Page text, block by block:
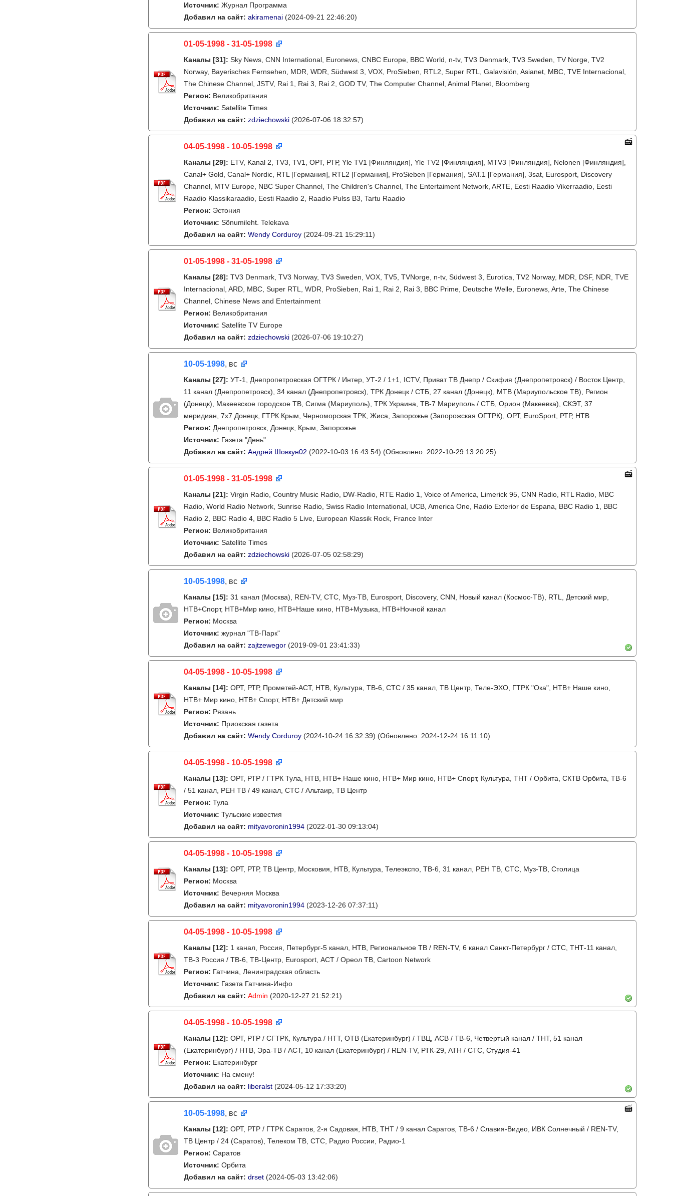
Источник: Журнал Программа
Добавил на сайт: akiramenai (2024-09-21 22:46:20)
01-05-1998 - 31-05-1998
Каналы [31]: Sky News, CNN International, Euronews, CNBC Europe, BBC World, n-tv, TV3 Denmark, TV3 Sweden, TV Norge, TV2
Norway, Bayerisches Fernsehen, MDR, WDR, Südwest 3, VOX, ProSieben, RTL2, Super RTL, Galavisión, Asianet, MBC, TVE Internacional,
The Chinese Channel, JSTV, Rai 1, Rai 3, Rai 2, GOD TV, The Computer Channel, Animal Planet, Bloomberg
Регион: Великобритания
Источник: Satellite Times
Добавил на сайт: zdziechowski (2026-07-06 18:32:57)
04-05-1998 - 10-05-1998
Каналы [29]: ETV, Kanal 2, TV3, TV1, ОРТ, РТР, Yle TV1 [Финляндия], Yle TV2 [Финляндия], MTV3 [Финляндия], Nelonen [Финляндия],
Canal+ Gold, Canal+ Nordic, RTL [Германия], RTL2 [Германия], ProSieben [Германия], SAT.1 [Германия], 3sat, Eurosport, Discovery
Channel, MTV Europe, NBC Super Channel, The Children's Channel, The Entertaiment Network, ARTE, Eesti Raadio Vikerraadio, Eesti
Raadio Klassikaraadio, Eesti Raadio 2, Raadio Pulss B3, Tartu Raadio
Регион: Эстония
Источник: Sõnumileht. Telekava
Добавил на сайт: Wendy Corduroy (2024-09-21 15:29:11)
01-05-1998 - 31-05-1998
Каналы [28]: TV3 Denmark, TV3 Norway, TV3 Sweden, VOX, TV5, TVNorge, n-tv, Südwest 3, Eurotica, TV2 Norway, MDR, DSF, NDR, TVE
Internacional, ARD, MBC, Super RTL, WDR, ProSieben, Rai 1, Rai 2, Rai 3, BBC Prime, Deutsche Welle, Euronews, Arte, The Chinese
Channel, Chinese News and Entertainment
Регион: Великобритания
Источник: Satellite TV Europe
Добавил на сайт: zdziechowski (2026-07-06 19:10:27)
10-05-1998, вс
Каналы [27]: УТ-1, Днепропетровская ОГТРК / Интер, УТ-2 / 1+1, ICTV, Приват ТВ Днепр / Скифия (Днепропетровск) / Восток Центр,
11 канал (Днепропетровск), 34 канал (Днепропетровск), ТРК Донецк / СТБ, 27 канал (Донецк), МТВ (Мариупольское ТВ), Регион
(Донецк), Макеевское городское ТВ, Сигма (Мариуполь), ТРК Украина, ТВ-7 Мариуполь / СТБ, Орион (Макеевка), СКЭТ, 37
меридиан, 7х7 Донецк, ГТРК Крым, Черноморская ТРК, Жиса, Запорожье (Запорожская ОГТРК), ОРТ, EuroSport, РТР, НТВ
Регион: Днепропетровск, Донецк, Крым, Запорожье
Источник: Газета "День"
Добавил на сайт: Андрей Шовкун02 (2022-10-03 16:43:54) (Обновлено: 2022-10-29 13:20:25)
01-05-1998 - 31-05-1998
Каналы [21]: Virgin Radio, Country Music Radio, DW-Radio, RTE Radio 1, Voice of America, Limerick 95, CNN Radio, RTL Radio, MBC
Radio, World Radio Network, Sunrise Radio, Swiss Radio International, UCB, America One, Radio Exterior de Espana, BBC Radio 1, BBC
Radio 2, BBC Radio 4, BBC Radio 5 Live, European Klassik Rock, France Inter
Регион: Великобритания
Источник: Satellite Times
Добавил на сайт: zdziechowski (2026-07-05 02:58:29)
10-05-1998, вс
Каналы [15]: 31 канал (Москва), REN-TV, СТС, Муз-ТВ, Eurosport, Discovery, CNN, Новый канал (Космос-ТВ), RTL, Детский мир,
НТВ+Спорт, НТВ+Мир кино, НТВ+Наше кино, НТВ+Музыка, НТВ+Ночной канал
Регион: Москва
Источник: журнал "ТВ-Парк"
Добавил на сайт: zajtzewegor (2019-09-01 23:41:33)
04-05-1998 - 10-05-1998
Каналы [14]: ОРТ, РТР, Прометей-АСТ, НТВ, Культура, ТВ-6, СТС / 35 канал, ТВ Центр, Теле-ЭХО, ГТРК "Ока", НТВ+ Наше кино,
НТВ+ Мир кино, НТВ+ Спорт, НТВ+ Детский мир
Регион: Рязань
Источник: Приокская газета
Добавил на сайт: Wendy Corduroy (2024-10-24 16:32:39) (Обновлено: 2024-12-24 16:11:10)
04-05-1998 - 10-05-1998
Каналы [13]: ОРТ, РТР / ГТРК Тула, НТВ, НТВ+ Наше кино, НТВ+ Мир кино, НТВ+ Спорт, Культура, ТНТ / Орбита, СКТВ Орбита, ТВ-6
/ 51 канал, РЕН ТВ / 49 канал, СТС / Альтаир, ТВ Центр
Регион: Тула
Источник: Тульские известия
Добавил на сайт: mityavoronin1994 (2022-01-30 09:13:04)
04-05-1998 - 10-05-1998
Каналы [13]: ОРТ, РТР, ТВ Центр, Московия, НТВ, Культура, Телеэкспо, ТВ-6, 31 канал, РЕН ТВ, СТС, Муз-ТВ, Столица
Регион: Москва
Источник: Вечерняя Москва
Добавил на сайт: mityavoronin1994 (2023-12-26 07:37:11)
04-05-1998 - 10-05-1998
Каналы [12]: 1 канал, Россия, Петербург-5 канал, НТВ, Региональное ТВ / REN-TV, 6 канал Санкт-Петербург / СТС, ТНТ-11 канал,
ТВ-3 Россия / ТВ-6, ТВ-Центр, Eurosport, АСТ / Ореол ТВ, Cartoon Network
Регион: Гатчина, Ленинградская область
Источник: Газета Гатчина-Инфо
Добавил на сайт: Admin (2020-12-27 21:52:21)
04-05-1998 - 10-05-1998
Каналы [12]: ОРТ, РТР / СГТРК, Культура / НТТ, ОТВ (Екатеринбург) / ТВЦ, АСВ / ТВ-6, Четвертый канал / ТНТ, 51 канал
(Екатеринбург) / НТВ, Эра-ТВ / АСТ, 10 канал (Екатеринбург) / REN-TV, РТК-29, АТН / СТС, Студия-41
Регион: Екатеринбург
Источник: На смену!
Добавил на сайт: liberalst (2024-05-12 17:33:20)
10-05-1998, вс
Каналы [12]: ОРТ, РТР / ГТРК Саратов, 2-я Садовая, НТВ, ТНТ / 9 канал Саратов, ТВ-6 / Славия-Видео, ИВК Солнечный / REN-TV,
ТВ Центр / 24 (Саратов), Телеком ТВ, СТС, Радио России, Радио-1
Регион: Саратов
Источник: Орбита
Добавил на сайт: drset (2024-05-03 13:42:06)